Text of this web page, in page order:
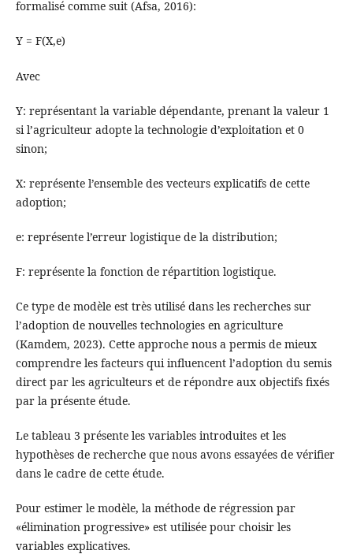
formalisé comme suit (Afsa, 2016):
Y = F(X,e)
Avec
Y: représentant la variable dépendante, prenant la valeur 1
si l’agriculteur adopte la technologie d’exploitation et 0
sinon;
X: représente l’ensemble des vecteurs explicatifs de cette
adoption;
e: représente l’erreur logistique de la distribution;
F: représente la fonction de répartition logistique.
Ce type de modèle est très utilisé dans les recherches sur
l’adoption de nouvelles technologies en agriculture
(Kamdem, 2023). Cette approche nous a permis de mieux
comprendre les facteurs qui influencent l’adoption du semis
direct par les agriculteurs et de répondre aux objectifs fixés
par la présente étude.
Le tableau 3 présente les variables introduites et les
hypothèses de recherche que nous avons essayées de vérifier
dans le cadre de cette étude.
Pour estimer le modèle, la méthode de régression par
«élimination progressive» est utilisée pour choisir les
variables explicatives.